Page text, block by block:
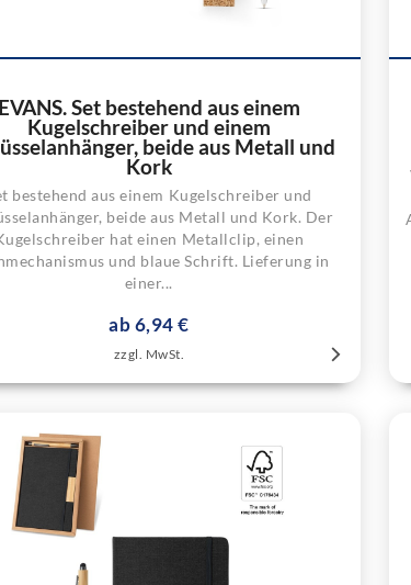
EVANS. Set bestehend aus einem
Kugelschreiber und einem
beide aus Metall und
Kork
bestehend aus einem Kugelschreiber und
beide aus Metall und Kork. Der
hat einen Metallclip, einen
und blaue Schrift. Lieferung in
einer...
ab 6,94 €
zzgl. MwSt.